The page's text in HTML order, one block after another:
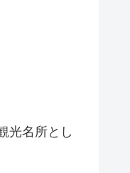
光名所とし